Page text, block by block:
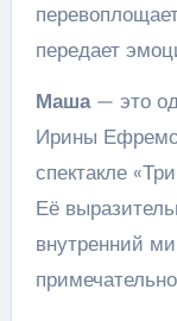
передает
Маша— это
Ирины
спектакле
Её
внутренний